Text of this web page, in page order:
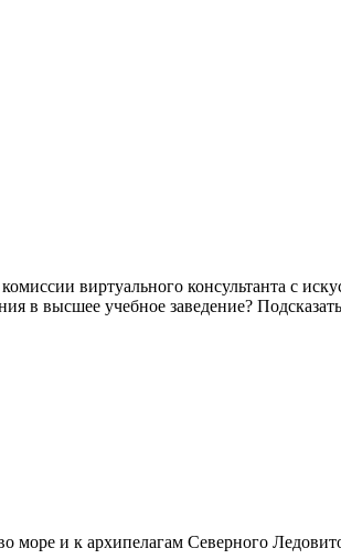
виртуального консультанта с
высшее учебное заведение? Подсказать
море и к архипелагам Северного